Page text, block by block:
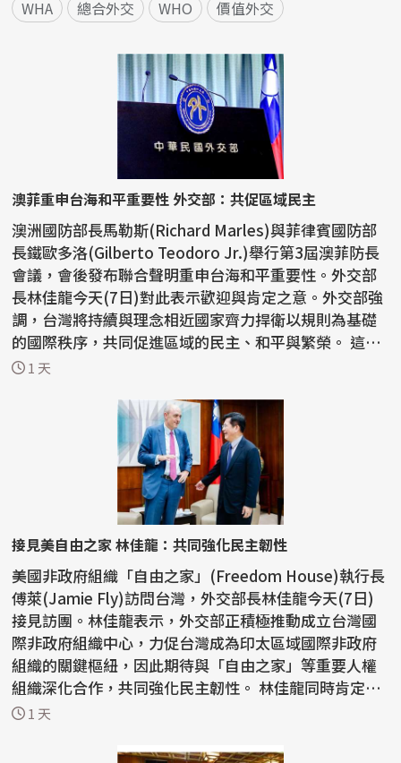
WHA 總合外交 WHO 價值外交
澳菲重申台海和平重要性 外交部：共促區域民主
澳洲國防部長馬勒斯(Richard Marles)與菲律賓國防部
長鐵歐多洛(Gilberto Teodoro Jr.)舉行第3屆澳菲防長
會議，會後發布聯合聲明重申台海和平重要性。外交部
長林佳龍今天(7日)對此表示歡迎與肯定之意。外交部強
調，台灣將持續與理念相近國家齊力捍衛以規則為基礎
的國際秩序，共同促進區域的民主、和平與繁榮。 這份
聯...1 天
接見美自由之家 林佳龍：共同強化民主韌性
美國非政府組織「自由之家」(Freedom House)執行長
傅萊(Jamie Fly)訪問台灣，外交部長林佳龍今天(7日)
接見訪團。林佳龍表示，外交部正積極推動成立台灣國
際非政府組織中心，力促台灣成為印太區域國際非政府
組織的關鍵樞紐，因此期待與「自由之家」等重要人權
組織深化合作，共同強化民主韌性。 林佳龍同時肯定
「自由之...
1 天